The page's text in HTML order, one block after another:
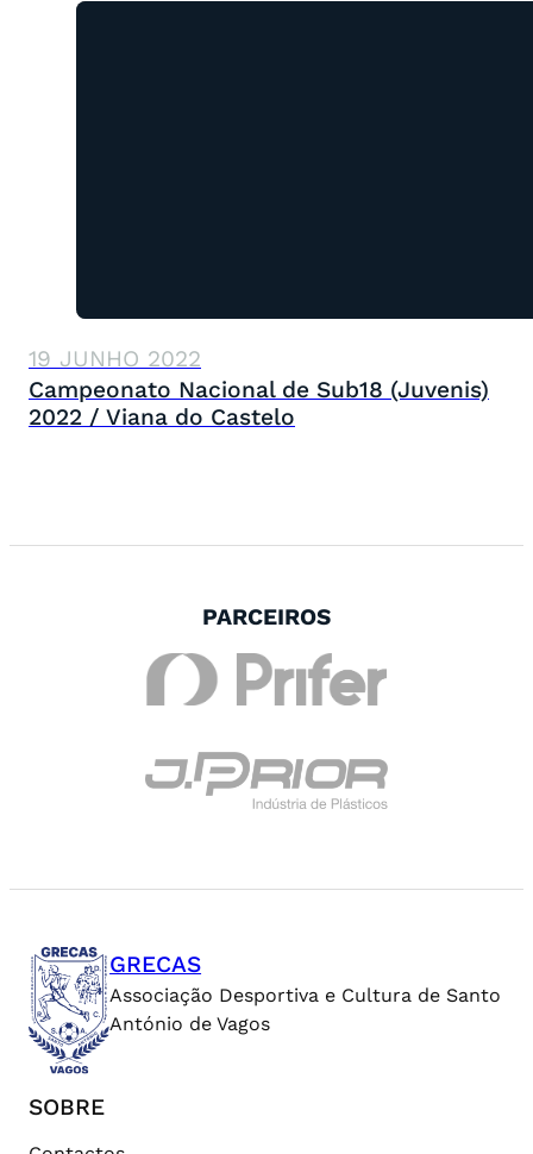
19 JUNHO 2022
Campeonato Nacional de Sub18 (Juvenis)
2022 / Viana do Castelo
PARCEIROS
GRECAS
Associação Desportiva e Cultura de Santo
António de Vagos
SOBRE